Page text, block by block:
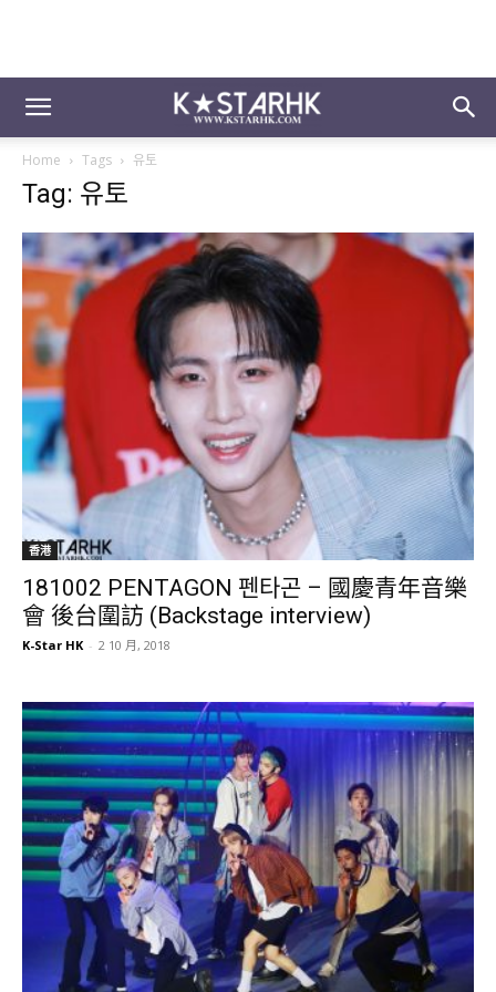
Home Tags 유토
Tag: 유토
香港
181002 PENTAGON 펜타곤 – 國慶青年音樂
會 後台圍訪 (Backstage interview)
K-Star HK - 2 10 月, 2018